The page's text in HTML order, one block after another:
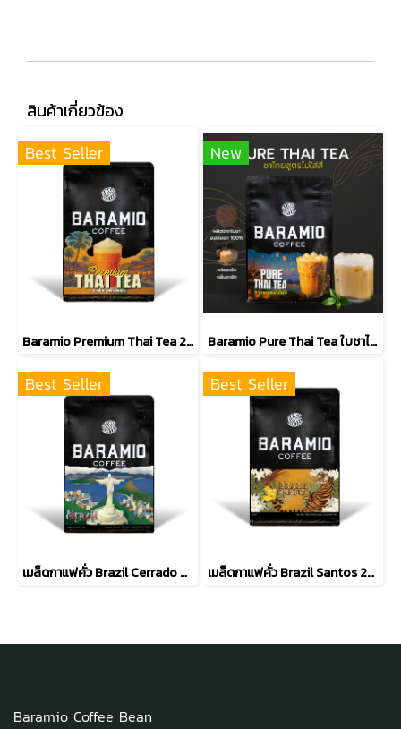
สินค้าเกี่ยวข้อง
Best Seller
Baramio Premium Thai Tea 250 กรัม ชาไทยสูตรเข้มข้นแบบชาใต้
New
Baramio Pure Thai Tea ใบชาไทยสูตรไม่ใส่สี
Best Seller
เมล็ดกาแฟคั่ว Brazil Cerrado 250กรัม (Arabica100%)
Best Seller
เมล็ดกาแฟคั่ว Brazil Santos 250กรัม (Arabica100%)
Baramio Coffee Bean